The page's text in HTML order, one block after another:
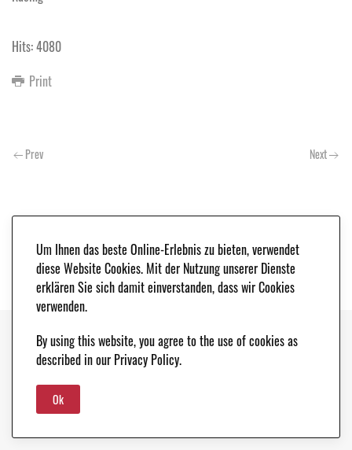
Hits: 4080
Print
Prev Next
Copyright © 2021. Classic & Race Cars - Peter Schleifer & Co. |LEGAL NOTICE
DATA PROTECTION
Um Ihnen das beste Online-Erlebnis zu bieten, verwendet
diese Website Cookies. Mit der Nutzung unserer Dienste
erklären Sie sich damit einverstanden, dass wir Cookies
verwenden.
By using this website, you agree to the use of cookies as
described in our Privacy Policy.
Ok